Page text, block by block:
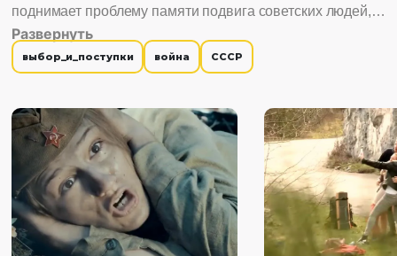
поднимает проблему памяти подвига советских людей,
совершенный во время Великой Отечественной войны.
Развернуть
выбор_и_поступки война СССР